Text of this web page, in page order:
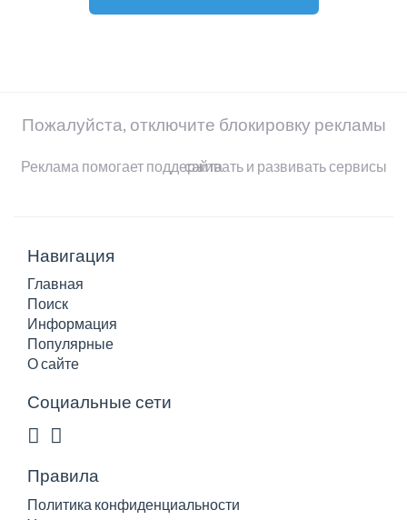
Пожалуйста, отключите блокировку рекламы
Реклама помогает поддерживать и развивать сервисы сайта
Навигация
Главная
Поиск
Информация
Популярные
О сайте
Социальные сети
Правила
Политика конфиденциальности